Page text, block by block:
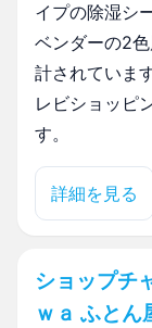
イプの除湿シ
ベンダーの2
計されていま
レビショッピ
す。
詳細を見る
ショップチ
ｗａ ふとん